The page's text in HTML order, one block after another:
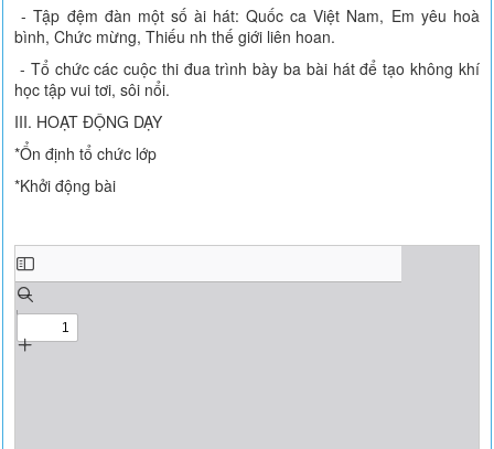
- Tập đệm đàn một số ài hát: Quốc ca Việt Nam, Em yêu hoà
bình, Chức mừng, Thiếu nh­ thế giới liên hoan.
- Tổ chức các cuộc thi đua trình bày ba bài hát để tạo không khí
học tập vui t­ơi, sôi nổi.
III. HOẠT ĐỘNG DẠY
*Ổn định tổ chức lớp
*Khởi động bài